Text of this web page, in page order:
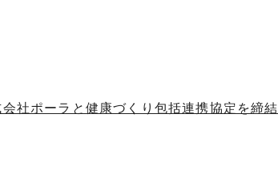
社ポーラと健康づくり包括連携協定を締結